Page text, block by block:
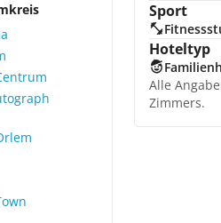
Sport
Hoteltyp
Alle
Zimmers.